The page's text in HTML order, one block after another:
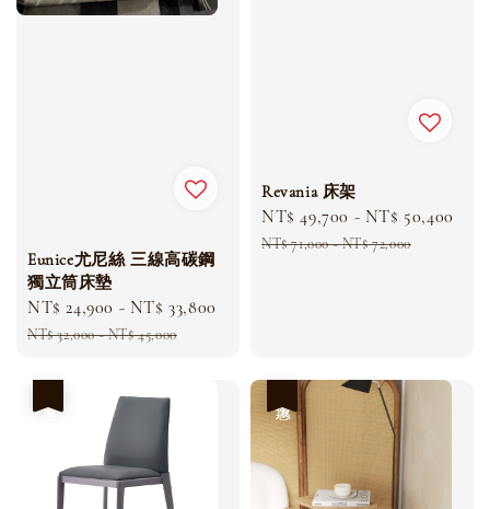
Eunice尤尼絲 三線高碳鋼
獨立筒床墊
Sale
price
NT$ 24,900 - NT$ 33,800
NT$ 32,000-NT$ 45,000
Revania 床架
Sale
price
NT$ 49,700 - NT$ 50,400
NT$ 71,000-NT$ 72,000